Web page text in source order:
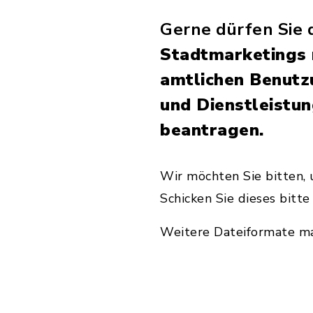
Gerne dürfen
Stadtmarketings
amtlichen
und
beantragen.
Wir möchten Sie bitten,
Schicken Sie dieses
Weitere Dateiformate